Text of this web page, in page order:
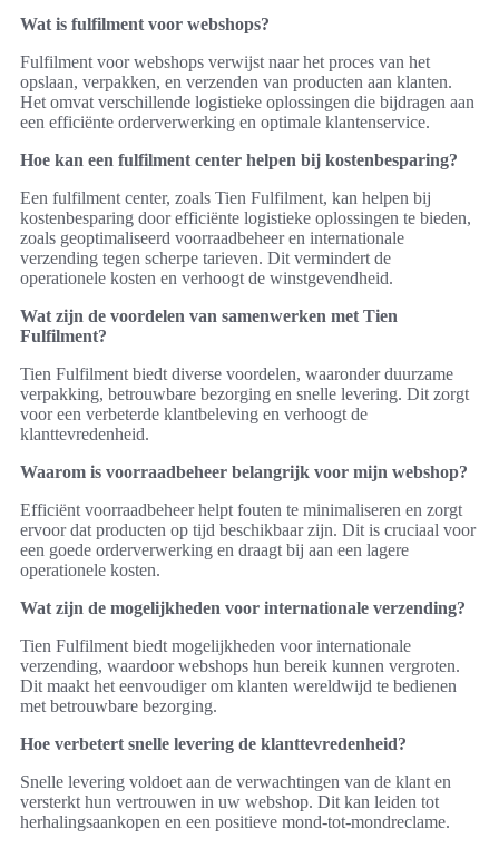
Wat is fulfilment voor webshops?
Fulfilment voor webshops verwijst naar het proces van het
opslaan, verpakken, en verzenden van producten aan klanten.
Het omvat verschillende logistieke oplossingen die bijdragen aan
een efficiënte orderverwerking en optimale klantenservice.
Hoe kan een fulfilment center helpen bij kostenbesparing?
Een fulfilment center, zoals Tien Fulfilment, kan helpen bij
kostenbesparing door efficiënte logistieke oplossingen te bieden,
zoals geoptimaliseerd voorraadbeheer en internationale
verzending tegen scherpe tarieven. Dit vermindert de
operationele kosten en verhoogt de winstgevendheid.
Wat zijn de voordelen van samenwerken met Tien
Fulfilment?
Tien Fulfilment biedt diverse voordelen, waaronder duurzame
verpakking, betrouwbare bezorging en snelle levering. Dit zorgt
voor een verbeterde klantbeleving en verhoogt de
klanttevredenheid.
Waarom is voorraadbeheer belangrijk voor mijn webshop?
Efficiënt voorraadbeheer helpt fouten te minimaliseren en zorgt
ervoor dat producten op tijd beschikbaar zijn. Dit is cruciaal voor
een goede orderverwerking en draagt bij aan een lagere
operationele kosten.
Wat zijn de mogelijkheden voor internationale verzending?
Tien Fulfilment biedt mogelijkheden voor internationale
verzending, waardoor webshops hun bereik kunnen vergroten.
Dit maakt het eenvoudiger om klanten wereldwijd te bedienen
met betrouwbare bezorging.
Hoe verbetert snelle levering de klanttevredenheid?
Snelle levering voldoet aan de verwachtingen van de klant en
versterkt hun vertrouwen in uw webshop. Dit kan leiden tot
herhalingsaankopen en een positieve mond-tot-mondreclame.